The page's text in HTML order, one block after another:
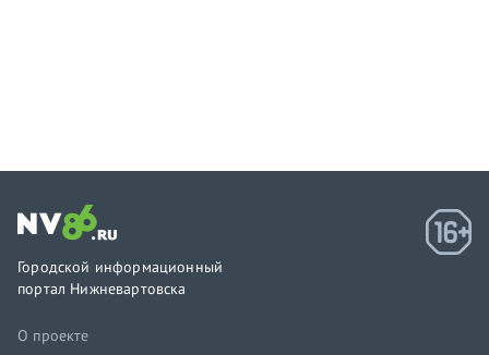
Городской информационный
портал Нижневартовска
О проекте